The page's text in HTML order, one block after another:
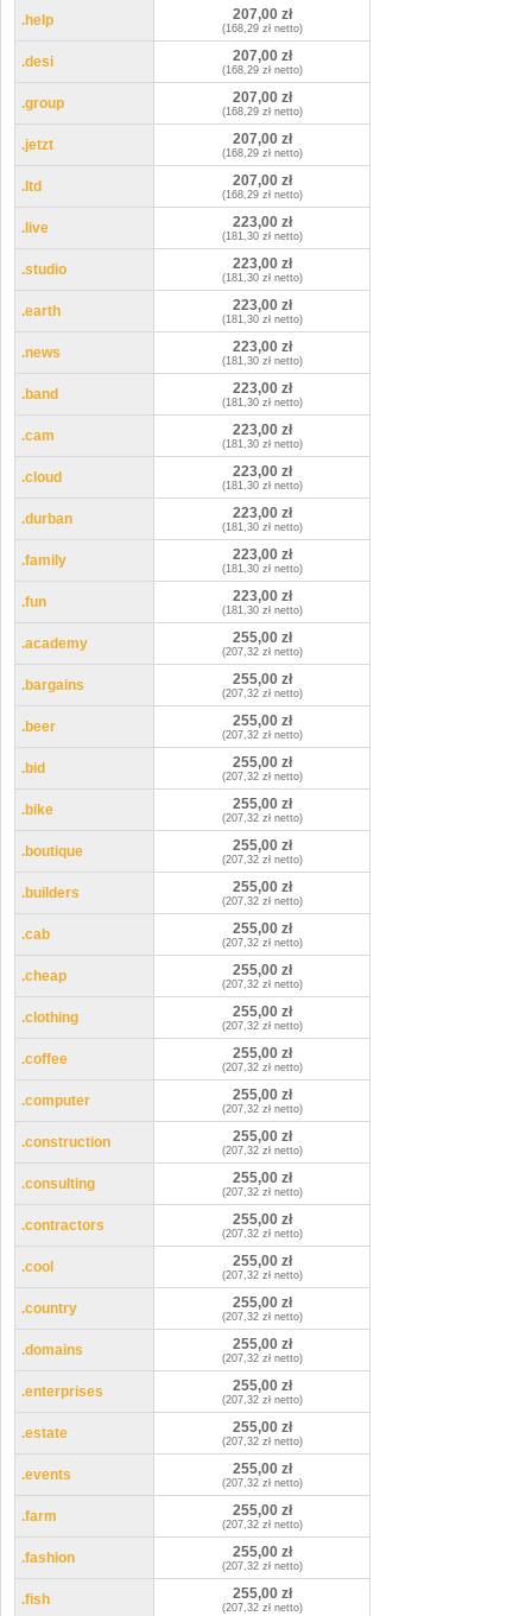
.help 207,00 zł
(168,29 zł netto)
.desi 207,00 zł
(168,29 zł netto)
.group 207,00 zł
(168,29 zł netto)
.jetzt 207,00 zł
(168,29 zł netto)
.ltd 207,00 zł
(168,29 zł netto)
.live 223,00 zł
(181,30 zł netto)
.studio 223,00 zł
(181,30 zł netto)
.earth 223,00 zł
(181,30 zł netto)
.news 223,00 zł
(181,30 zł netto)
.band 223,00 zł
(181,30 zł netto)
.cam 223,00 zł
(181,30 zł netto)
.cloud 223,00 zł
(181,30 zł netto)
.durban 223,00 zł
(181,30 zł netto)
.family 223,00 zł
(181,30 zł netto)
.fun 223,00 zł
(181,30 zł netto)
.academy 255,00 zł
(207,32 zł netto)
.bargains 255,00 zł
(207,32 zł netto)
.beer 255,00 zł
(207,32 zł netto)
.bid 255,00 zł
(207,32 zł netto)
.bike 255,00 zł
(207,32 zł netto)
.boutique 255,00 zł
(207,32 zł netto)
.builders 255,00 zł
(207,32 zł netto)
.cab 255,00 zł
(207,32 zł netto)
.cheap 255,00 zł
(207,32 zł netto)
.clothing 255,00 zł
(207,32 zł netto)
.coffee 255,00 zł
(207,32 zł netto)
.computer 255,00 zł
(207,32 zł netto)
.construction 255,00 zł
(207,32 zł netto)
.consulting 255,00 zł
(207,32 zł netto)
.contractors 255,00 zł
(207,32 zł netto)
.cool 255,00 zł
(207,32 zł netto)
.country 255,00 zł
(207,32 zł netto)
.domains 255,00 zł
(207,32 zł netto)
.enterprises 255,00 zł
(207,32 zł netto)
.estate 255,00 zł
(207,32 zł netto)
.events 255,00 zł
(207,32 zł netto)
.farm 255,00 zł
(207,32 zł netto)
.fashion 255,00 zł
(207,32 zł netto)
.fish 255,00 zł
(207,32 zł netto)